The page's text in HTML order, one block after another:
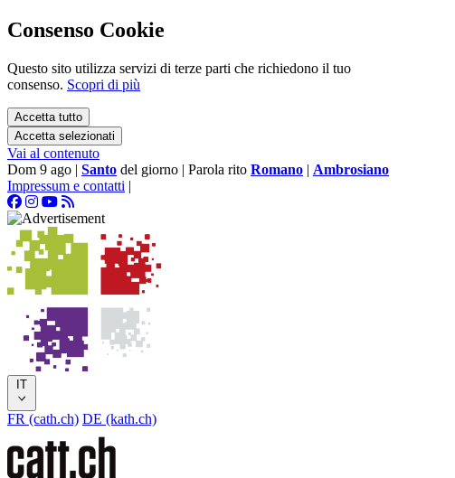
Consenso Cookie
Questo sito utilizza servizi di terze parti che richiedono il tuo
consenso. Scopri di più
Accetta tutto
Accetta selezionati
Vai al contenuto
Dom 9 ago | Santo del giorno | Parola rito Romano | Ambrosiano
Impressum e contatti |
IT
FR (cath.ch) DE (kath.ch)